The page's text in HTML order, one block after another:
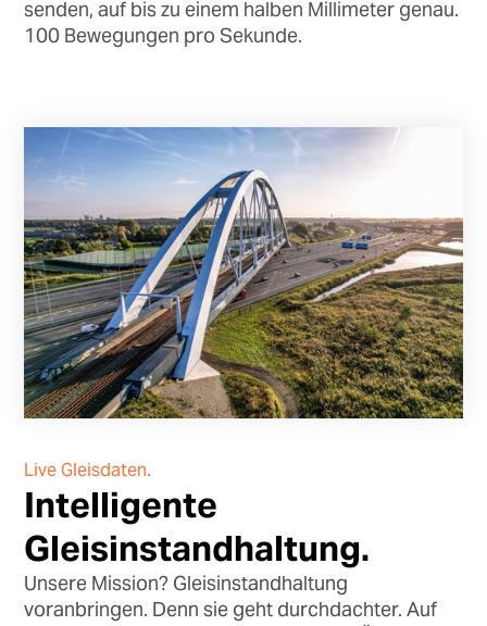
senden, auf bis zu einem halben Millimeter genau.
100 Bewegungen pro Sekunde.
Live Gleisdaten.
Intelligente
Gleisinstandhaltung.
Unsere Mission? Gleisinstandhaltung
voranbringen. Denn sie geht durchdachter. Auf